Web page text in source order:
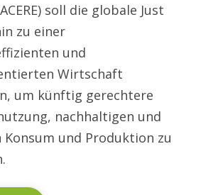
soll die globale Just
zu einer
und
Wirtschaft
um künftig gerechtere
nachhaltigen und
und Produktion zu